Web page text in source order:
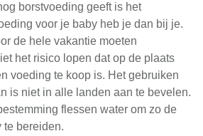
borstvoeding geeft is het
voor je baby heb je dan bij je.
de hele vakantie moeten
het risico lopen dat op de plaats
voeding te koop is. Het gebruiken
is niet in alle landen aan te bevelen.
flessen water om zo de
te bereiden.